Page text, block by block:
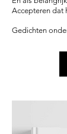
Accepteren dat
Gedichten